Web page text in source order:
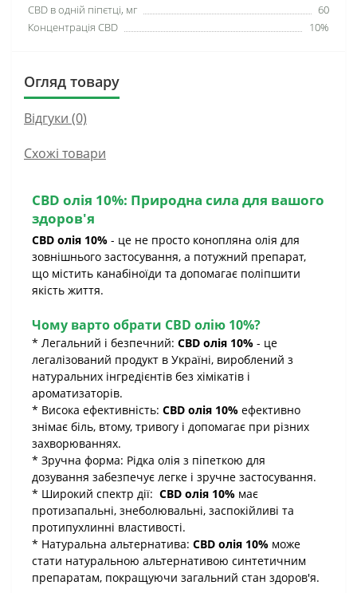
CBD в одній піпєтці, мг
60
Концентрація CBD
10%
Огляд товару
Відгуки (0)
Схожі товари
CBD олія 10%: Природна сила для вашого
здоров'я
CBD олія 10% - це не просто конопляна олія для
зовнішнього застосування, а потужний препарат,
що містить канабіноїди та допомагає поліпшити
якість життя.
Чому варто обрати CBD олію 10%?
* Легальний і безпечний: CBD олія 10% - це
легалізований продукт в Україні, вироблений з
натуральних інгредієнтів без хімікатів і
ароматизаторів.
* Висока ефективність: CBD олія 10% ефективно
знімає біль, втому, тривогу і допомагає при різних
захворюваннях.
* Зручна форма: Рідка олія з піпеткою для
дозування забезпечує легке і зручне застосування.
* Широкий спектр дії: CBD олія 10% має
протизапальні, знеболювальні, заспокійливі та
протипухлинні властивості.
* Натуральна альтернатива: CBD олія 10% може
стати натуральною альтернативою синтетичним
препаратам, покращуючи загальний стан здоров'я.